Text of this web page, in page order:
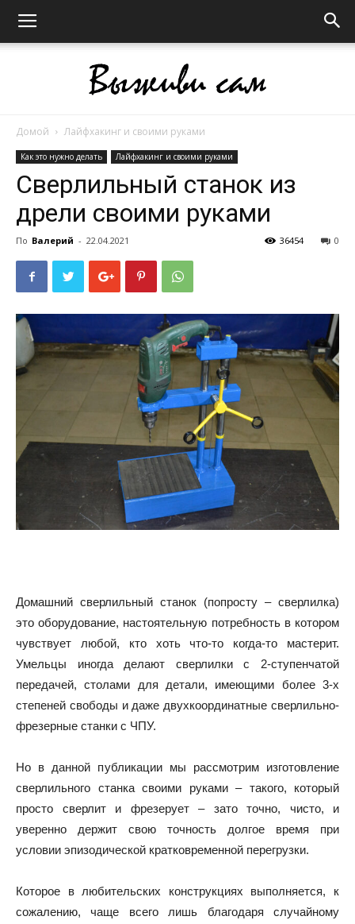
Выживи
сам
Домой Лайфхакинг и своими руками
Как это нужно делать Лайфхакинг и своими руками
Cверлильный станок из
дрели своими руками
По Валерий - 22.04.2021 0
36454
Домашний сверлильный станок (попросту – сверлилка)
это оборудование, настоятельную потребность в котором
чувствует любой, кто хоть что-то когда-то мастерит.
Умельцы иногда делают сверлилки с 2-ступенчатой
передачей, столами для детали, имеющими более 3-х
степеней свободы и даже двухкоординатные сверлильно-
фрезерные станки с ЧПУ.
Но в данной публикации мы рассмотрим изготовление
сверлильного станка своими руками – такого, который
просто сверлит и фрезерует – зато точно, чисто, и
уверенно держит свою точность долгое время при
условии эпизодической кратковременной перегрузки.
Которое в любительских конструкциях выполняется, к
сожалению, чаще всего лишь благодаря случайному